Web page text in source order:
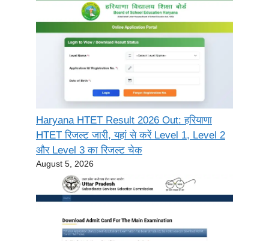
Haryana HTET Result 2026 Out: हरियाणा
HTET रिजल्ट जारी, यहां से करें Level 1, Level 2
और Level 3 का रिजल्ट चेक
August 5, 2026